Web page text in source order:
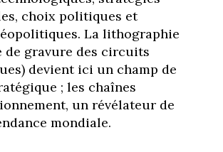
choix politiques et
La lithographie
de gravure des circuits
devient ici un champ de
; les chaînes
un révélateur de
mondiale.